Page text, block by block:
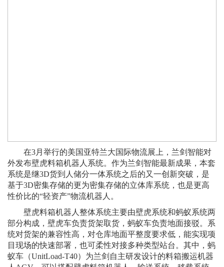
在3月举行的美国亚特兰大国际物流展上，兰剑智能对
外发布壁虎料箱机器人系统。作为兰剑智能最新成果，本套
系统是继3D货到人储分一体系统之后的又一创新突破，是
基于3D密集存储的更为密集存储的立体库系统，也是更高
性价比的“轻资产”物流机器人。
壁虎料箱机器人整体系统主要由壁虎系统和蚂蚁系统两
部分构成，壁虎车负责货架取货，蚂蚁车负责地面接驳。系
统对货架的兼容性高，对仓库地面平整度要求低，能实现项
目现场的快速部署，也可柔性对接多种类型站台。其中，蚂
蚁车（UnitLoad-T40）为兰剑自主研发设计的料箱搬运机器